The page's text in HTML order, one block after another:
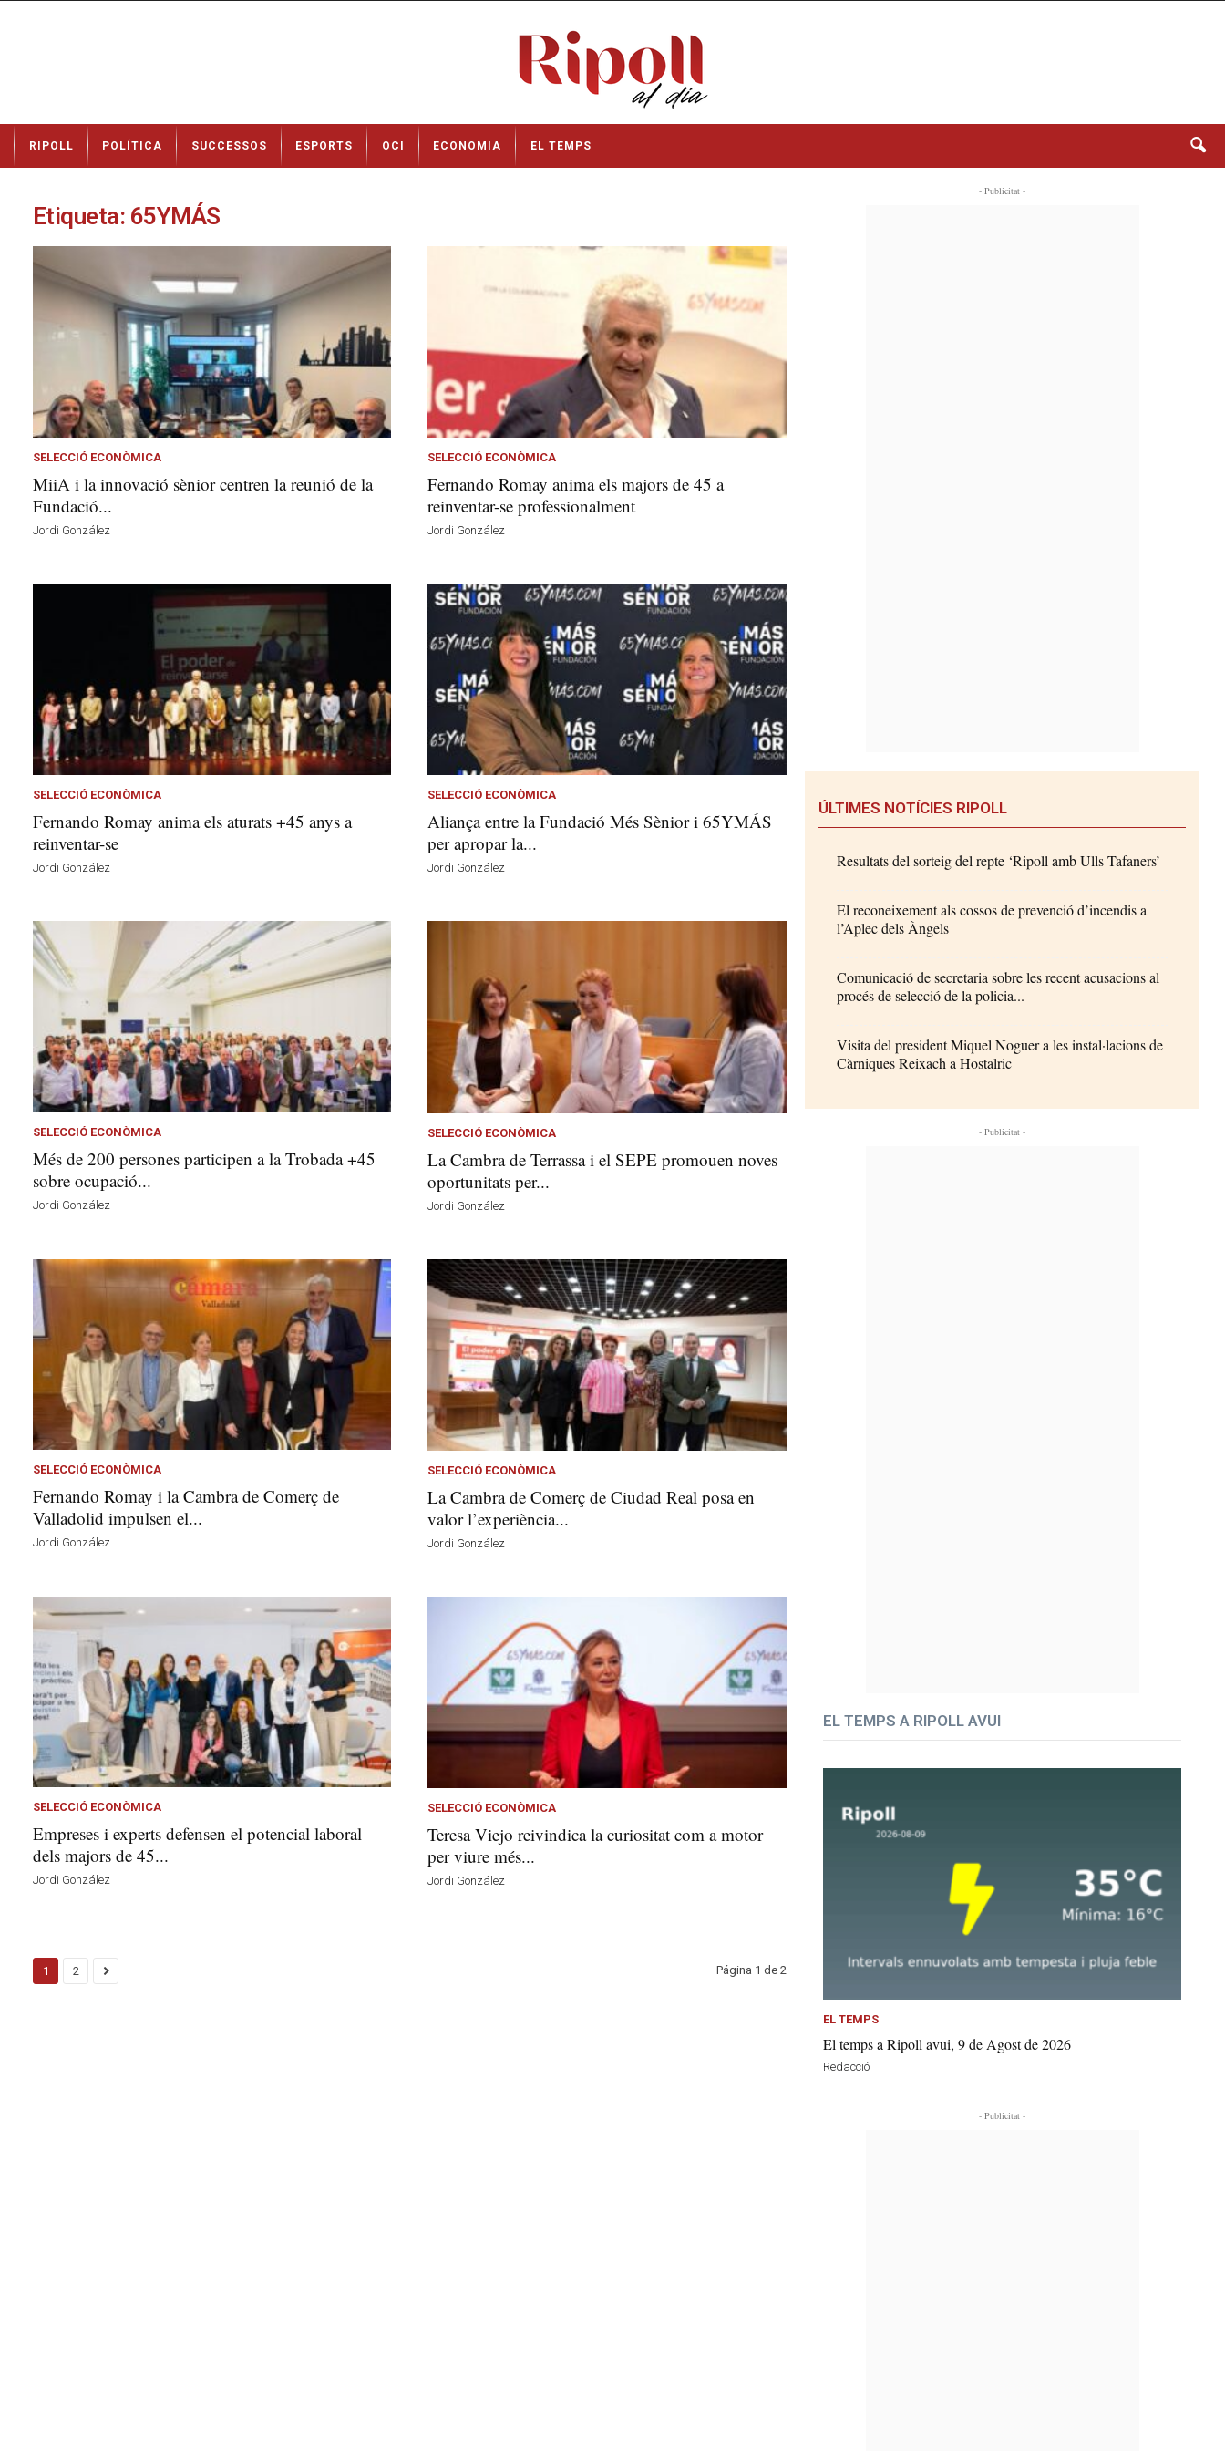
t
RIPOLL POLÍTICA SUCCESSOS ESPORTS OCI ECONOMIA EL TEMPS
Etiqueta: 65YMÁS
SELECCIÓ ECONÒMICA
MiiA i la innovació sènior centren la reunió de la
Fundació...
Jordi González
SELECCIÓ ECONÒMICA
Fernando Romay anima els majors de 45 a
reinventar-se professionalment
Jordi González
SELECCIÓ ECONÒMICA
Fernando Romay anima els aturats +45 anys a
reinventar-se
Jordi González
SELECCIÓ ECONÒMICA
Aliança entre la Fundació Més Sènior i 65YMÁS
per apropar la...
Jordi González
SELECCIÓ ECONÒMICA
Més de 200 persones participen a la Trobada +45
sobre ocupació...
Jordi González
SELECCIÓ ECONÒMICA
La Cambra de Terrassa i el SEPE promouen noves
oportunitats per...
Jordi González
SELECCIÓ ECONÒMICA
Fernando Romay i la Cambra de Comerç de
Valladolid impulsen el...
Jordi González
SELECCIÓ ECONÒMICA
La Cambra de Comerç de Ciudad Real posa en
valor l’experiència...
Jordi González
SELECCIÓ ECONÒMICA
Empreses i experts defensen el potencial laboral
dels majors de 45...
Jordi González
SELECCIÓ ECONÒMICA
Teresa Viejo reivindica la curiositat com a motor
per viure més...
Jordi González
1 2 Página 1 de 2
- Publicitat -
ÚLTIMES NOTÍCIES RIPOLL
Resultats del sorteig del repte ‘Ripoll amb Ulls Tafaners’
El reconeixement als cossos de prevenció d’incendis a
l’Aplec dels Àngels
Comunicació de secretaria sobre les recent acusacions al
procés de selecció de la policia...
Visita del president Miquel Noguer a les instal·lacions de
Càrniques Reixach a Hostalric
- Publicitat -
EL TEMPS A RIPOLL AVUI
EL TEMPS
El temps a Ripoll avui, 9 de Agost de 2026
Redacció
- Publicitat -